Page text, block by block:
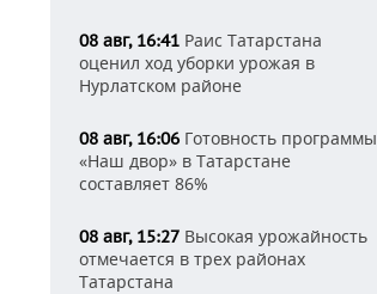
08 авг, 16:41 Раис Татарстана
оценил ход уборки урожая в
Нурлатском районе
08 авг, 16:06 Готовность программы
«Наш двор» в Татарстане
составляет 86%
08 авг, 15:27 Высокая урожайность
отмечается в трех районах
Татарстана